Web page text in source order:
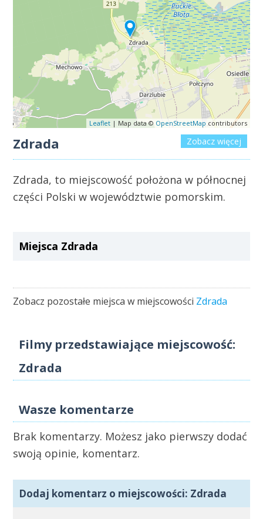
Leaflet| Map data © OpenStreetMap contributors
Zobacz więcej
Zdrada
Zdrada, to miejscowość położona w północnej
części Polski w województwie pomorskim.
Miejsca Zdrada
Zobacz pozostałe miejsca w miejscowości Zdrada
Filmy przedstawiające miejscowość:
Zdrada
Wasze komentarze
Brak komentarzy. Możesz jako pierwszy dodać
swoją opinie, komentarz.
Dodaj komentarz o miejscowości: Zdrada